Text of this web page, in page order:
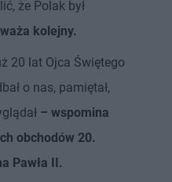
że Polak był
kolejny.
20 lat Ojca Świętego
o nas, pamiętał,
– wspomina
obchodów 20.
Pawła II.